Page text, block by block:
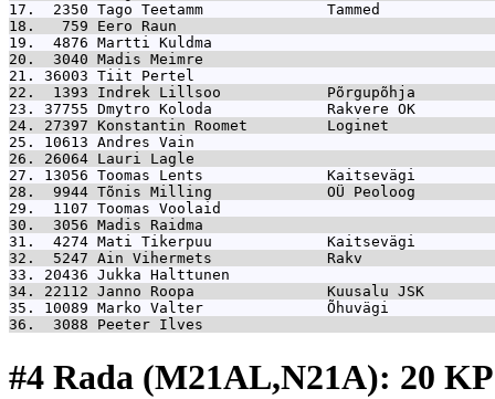
17.  2350 Tago Teetamm              Tammed
18.   759 Eero Raun
19.  4876 Martti Kuldma
20.  3040 Madis Meimre
21. 36003 Tiit Pertel
22.  1393 Indrek Lillsoo            Põrgupõhja
23. 37755 Dmytro Koloda             Rakvere OK
24. 27397 Konstantin Roomet         Loginet
25. 10613 Andres Vain
26. 26064 Lauri Lagle
27. 13056 Toomas Lents              Kaitsevägi
28.  9944 Tõnis Milling             OÜ Peoloog
29.  1107 Toomas Voolaid
30.  3056 Madis Raidma
31.  4274 Mati Tikerpuu             Kaitsevägi
32.  5247 Ain Vihermets             Rakv
33. 20436 Jukka Halttunen
34. 22112 Janno Roopa               Kuusalu JSK
35. 10089 Marko Valter              Õhuvägi
36.  3088 Peeter Ilves
#4 Rada (M21AL,N21A): 20